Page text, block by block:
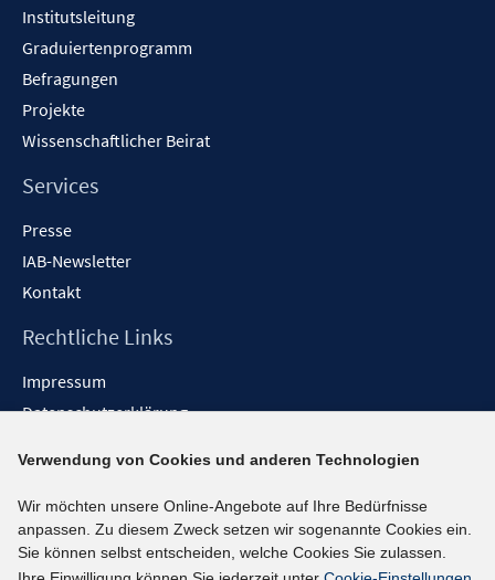
Institutsleitung
Graduiertenprogramm
Befragungen
Projekte
Wissenschaftlicher Beirat
Services
Presse
IAB-Newsletter
Kontakt
Rechtliche Links
Impressum
Datenschutzerklärung
Barrieren melden
Social-Media-Kanäle
BlueSky
Verwendung von Cookies und anderen Technologien
Wir möchten unsere Online-Angebote auf Ihre Bedürfnisse
anpassen. Zu diesem Zweck setzen wir sogenannte Cookies ein.
Sie können selbst entscheiden, welche Cookies Sie zulassen.